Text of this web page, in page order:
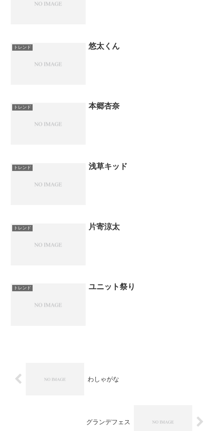
トレンド 悠太くん
トレンド 本郷杏奈
トレンド 浅草キッド
トレンド 片寄涼太
トレンド ユニット祭り
わしゃがな
グランデフェス